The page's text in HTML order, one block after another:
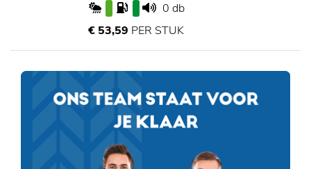
0 db
€ 53,59 PER STUK